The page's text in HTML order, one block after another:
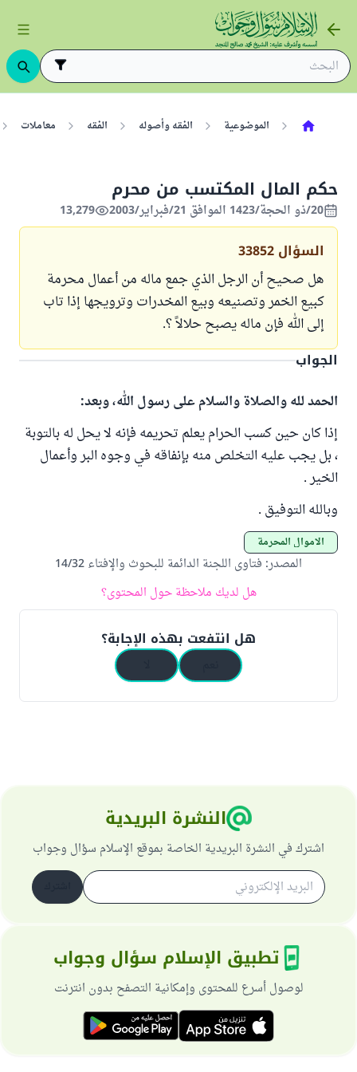
الموضوعية الفقه وأصوله الفقه معاملات
حكم المال المكتسب من محرم
20/ذو الحجة/1423 الموافق 21/فبراير/2003 13,279
السؤال 33852
هل صحيح أن الرجل الذي جمع ماله من أعمال محرمة
كبيع الخمر وتصنيعه وبيع المخدرات وترويجها إذا تاب
إلى الله فإن ماله يصبح حلالاً ؟.
الجواب
الحمد لله والصلاة والسلام على رسول الله، وبعد:
إذا كان حين كسب الحرام يعلم تحريمه فإنه لا يحل له بالتوبة
، بل يجب عليه التخلص منه بإنفاقه في وجوه البر وأعمال
الخير .
وبالله التوفيق .
الأموال المحرمة
المصدر: فتاوى اللجنة الدائمة للبحوث والإفتاء 14/32
هل لديك ملاحظة حول المحتوى؟
هل انتفعت بهذه الإجابة؟
النشرة البريدية
اشترك في النشرة البريدية الخاصة بموقع الإسلام سؤال وجواب
تطبيق الإسلام سؤال وجواب
لوصول أسرع للمحتوى وإمكانية التصفح بدون انترنت